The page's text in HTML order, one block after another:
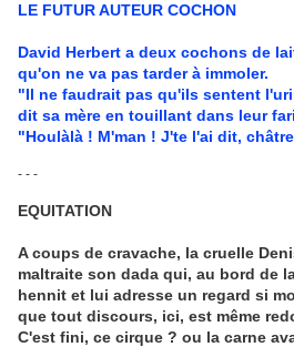
LE FUTUR AUTEUR COCHON
David Herbert a deux cochons de
qu'on ne va pas tarder à immoler.
"Il ne faudrait pas qu'ils sentent
dit sa mère en touillant dans leur
"Houlàlà ! M'man ! J'te l'ai dit,
- - -
EQUITATION
A coups de cravache, la cruelle
maltraite son dada qui, au bord de
hennit et lui adresse un regard si
que tout discours, ici, est même
C'est fini, ce cirque ? ou la carne